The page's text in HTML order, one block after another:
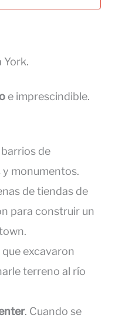
York.
e imprescindible.
de
monumentos.
de tiendas de
para construir un
excavaron
terreno al río
. Cuando se